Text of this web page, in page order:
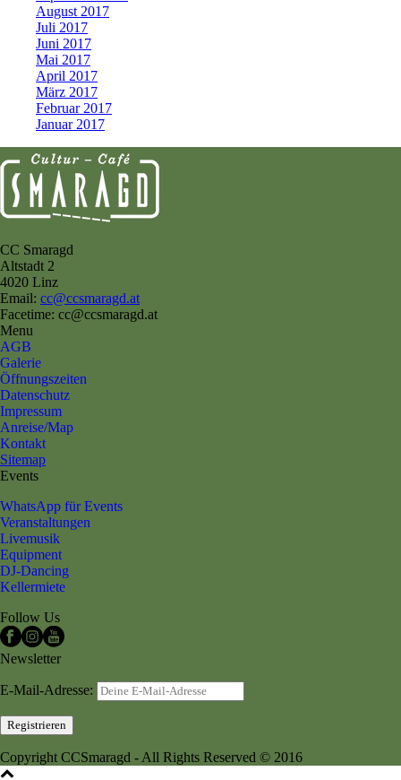
August 2017
Juli 2017
Juni 2017
Mai 2017
April 2017
März 2017
Februar 2017
Januar 2017
CC Smaragd
Altstadt 2
4020 Linz
Email: cc@ccsmaragd.at
Facetime: cc@ccsmaragd.at
Menu
AGB
Galerie
Öffnungszeiten
Datenschutz
Impressum
Anreise/Map
Kontakt
Sitemap
Events
WhatsApp für Events
Veranstaltungen
Livemusik
Equipment
DJ-Dancing
Kellermiete
Follow Us
Newsletter
E-Mail-Adresse:
Copyright CCSmaragd - All Rights Reserved © 2016